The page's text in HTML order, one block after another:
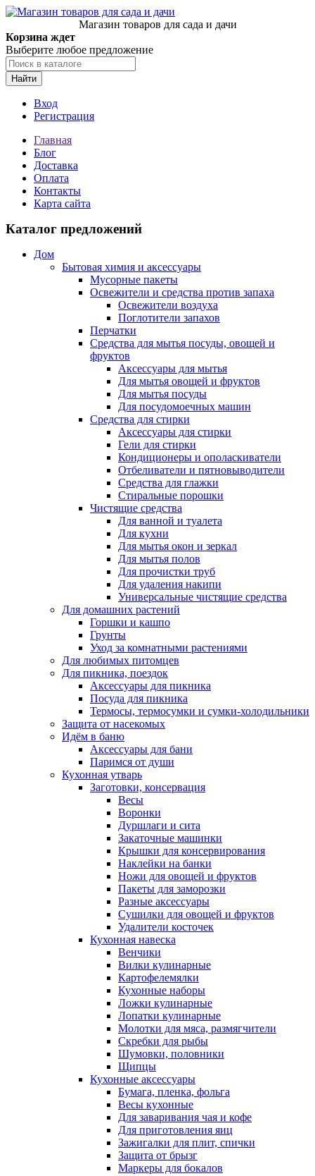
Магазин товаров для сада и дачи
Корзина ждет
Выберите любое предложение
Найти
Вход
Регистрация
Главная
Блог
Доставка
Оплата
Контакты
Карта сайта
Каталог предложений
Дом
Бытовая химия и аксессуары
Мусорные пакеты
Освежители и средства против запаха
Освежители воздуха
Поглотители запахов
Перчатки
Средства для мытья посуды, овощей и
фруктов
Аксессуары для мытья
Для мытья овощей и фруктов
Для мытья посуды
Для посудомоечных машин
Средства для стирки
Аксессуары для стирки
Гели для стирки
Кондиционеры и ополаскиватели
Отбеливатели и пятновыводители
Средства для глажки
Стиральные порошки
Чистящие средства
Для ванной и туалета
Для кухни
Для мытья окон и зеркал
Для мытья полов
Для прочистки труб
Для удаления накипи
Универсальные чистящие средства
Для домашних растений
Горшки и кашпо
Грунты
Уход за комнатными растениями
Для любимых питомцев
Для пикника, поездок
Аксессуары для пикника
Посуда для пикника
Термосы, термосумки и сумки-холодильники
Защита от насекомых
Идём в баню
Аксессуары для бани
Паримся от души
Кухонная утварь
Заготовки, консервация
Весы
Воронки
Дуршлаги и сита
Закаточные машинки
Крышки для консервирования
Наклейки на банки
Ножи для овощей и фруктов
Пакеты для заморозки
Разные аксессуары
Сушилки для овощей и фруктов
Удалители косточек
Кухонная навеска
Венчики
Вилки кулинарные
Картофелемялки
Кухонные наборы
Ложки кулинарные
Лопатки кулинарные
Молотки для мяса, размягчители
Скребки для рыбы
Шумовки, половники
Щипцы
Кухонные аксессуары
Бумага, пленка, фольга
Весы кухонные
Для заваривания чая и кофе
Для приготовления яиц
Зажигалки для плит, спички
Защита от брызг
Маркеры для бокалов